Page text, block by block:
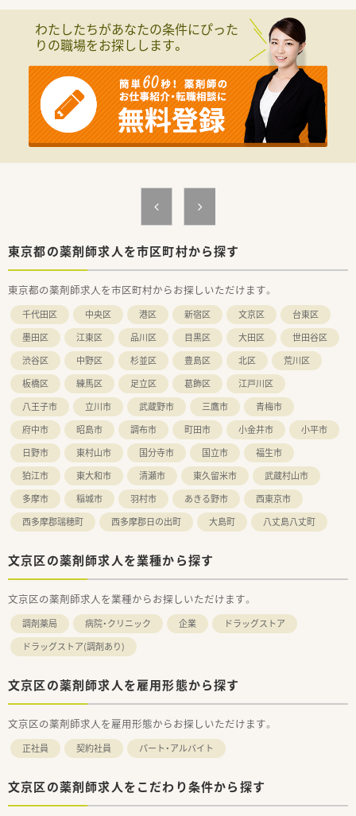
■全国100店舗以上展開をしている大手チェーン薬局第1号店。
■小児科をメインに応需しています！勉強したい方必見☆
■加算関係がしっかりと算定されているため、地域体制加算など
技術料の面で安定しています
○こんな方におすすめです○
■子育て中でのママ薬剤師さん
■趣味やプライベートと両立したい方
■小児科を勉強したい方
わたしたちがあなたの条件にぴった
りの職場をお探しします。
東京都の薬剤師求人を市区町村から探す
東京都の薬剤師求人を市区町村からお探しいただけます。
千代田区 中央区 港区 新宿区 文京区
台東区
墨田区
江東区 品川区 目黒区 大田区
世田谷区
渋谷区
中野区 杉並区 豊島区 北区
荒川区
板橋区
練馬区 足立区 葛飾区
江戸川区
八王子市
立川市 武蔵野市 三鷹市
青梅市
府中市
昭島市 調布市 町田市 小金井市
小平市
日野市
東村山市 国分寺市 国立市
福生市
狛江市
東大和市 清瀬市 東久留米市
武蔵村山市
多摩市
稲城市 羽村市 あきる野市
西東京市
西多摩郡瑞穂町
西多摩郡日の出町 大島町 八丈島八丈町
文京区の薬剤師求人を業種から探す
文京区の薬剤師求人を業種からお探しいただけます。
調剤薬局 病院・クリニック 企業
ドラッグストア
ドラッグストア(調剤あり)
文京区の薬剤師求人を雇用形態から探す
文京区の薬剤師求人を雇用形態からお探しいただけます。
正社員 契約社員 パート・アルバイト
文京区の薬剤師求人をこだわり条件から探す